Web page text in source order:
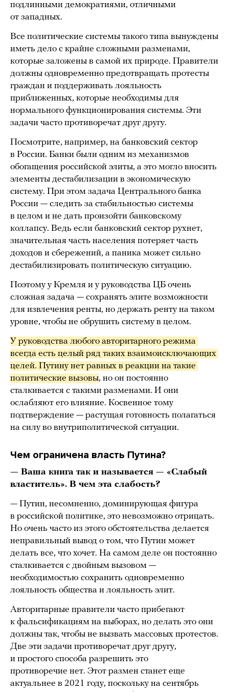
подлинными демократиями, отличными
от западных.
Все политические системы такого типа вынуждены
иметь дело с крайне сложными разменами,
которые заложены в самой их природе. Правители
должны одновременно предотвращать протесты
граждан и поддерживать лояльность
приближенных, которые необходимы для
нормального функционирования системы. Эти
задачи часто противоречат друг другу.
Посмотрите, например, на банковский сектор
в России. Банки были одним из механизмов
обогащения российской элиты, а это могло вносить
элементы дестабилизации в экономическую
систему. При этом задача Центрального банка
России — следить за стабильностью системы
в целом и не дать произойти банковскому
коллапсу. Ведь если банковский сектор рухнет,
значительная часть населения потеряет часть
доходов и сбережений, а паника может сильно
дестабилизировать политическую ситуацию.
Поэтому у Кремля и у руководства ЦБ очень
сложная задача — сохранять элите возможности
для извлечения ренты, но держать ренту на таком
уровне, чтобы не обрушить систему в целом.
У руководства любого авторитарного режима
всегда есть целый ряд таких взаимоисключающих
целей. Путину нет равных в реакции на такие
политические вызовы, но он постоянно
сталкивается с такими разменами. И они
ослабляют его влияние. Косвенное тому
подтверждение — растущая готовность полагаться
на силу во внутриполитической ситуации.
Чем ограничена власть Путина?
— Ваша книга так и называется — «Слабый
властитель». В чем эта слабость?
— Путин, несомненно, доминирующая фигура
в российской политике, это невозможно отрицать.
Но очень часто из этого обстоятельства делается
неправильный вывод о том, что Путин может
делать все, что хочет. На самом деле он постоянно
сталкивается с двойным вызовом —
необходимостью сохранить одновременно
лояльность общества и лояльность элит.
Авторитарные правители часто прибегают
к фальсификациям на выборах, но делать это они
должны так, чтобы не вызвать массовых протестов.
Две эти задачи противоречат друг другу,
и простого способа разрешить это
противоречие нет. Этот размен станет еще
актуальнее в 2021 году, поскольку на сентябрь